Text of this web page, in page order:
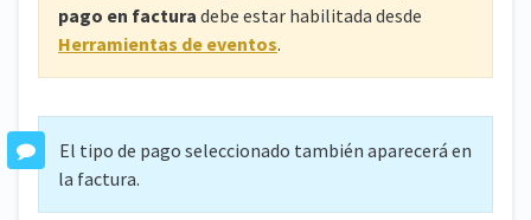
pago en factura debe estar habilitada desde
Herramientas de eventos.
El tipo de pago seleccionado también aparecerá en
la factura.